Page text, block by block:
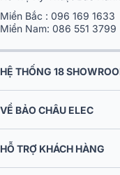
Miền Bắc : 096 169 1633
Miền Nam: 086 551 3799
HỆ THỐNG 18
VỀ BẢO CHÂU ELEC
HỖ TRỢ KHÁCH HÀNG